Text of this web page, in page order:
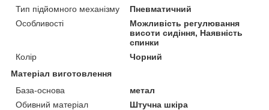
Тип підйомного механізму
Пневматичний
Особливості
Можливість регулювання
висоти сидіння, Наявність
спинки
Колір
Чорний
Матеріал виготовлення
База-основа
метал
Обивний матеріал
Штучна шкіра